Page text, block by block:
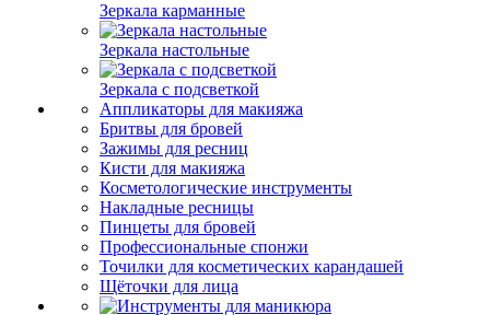
Зеркала карманные
Зеркала настольные
Зеркала с подсветкой
Аппликаторы для макияжа
Бритвы для бровей
Зажимы для ресниц
Кисти для макияжа
Косметологические инструменты
Накладные ресницы
Пинцеты для бровей
Профессиональные спонжи
Точилки для косметических карандашей
Щёточки для лица